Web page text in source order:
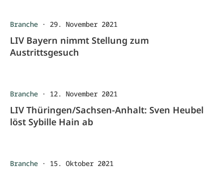
Branche · 29. November 2021
LIV Bayern nimmt Stellung zum
Austrittsgesuch
Branche · 12. November 2021
LIV Thüringen/Sachsen-Anhalt: Sven Heubel
löst Sybille Hain ab
Branche · 15. Oktober 2021